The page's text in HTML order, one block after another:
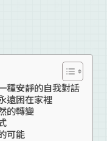
種安靜的自我對話
遠困在家裡
的轉變
可能